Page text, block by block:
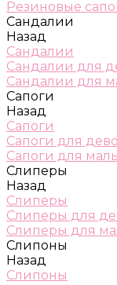
Резиновые
Сандалии
Назад
Сандалии
Сандалии для
Сандалии для
Сапоги
Назад
Сапоги
Сапоги для
Сапоги для
Слиперы
Назад
Слиперы
Слиперы для
Слиперы для
Слипоны
Назад
Слипоны